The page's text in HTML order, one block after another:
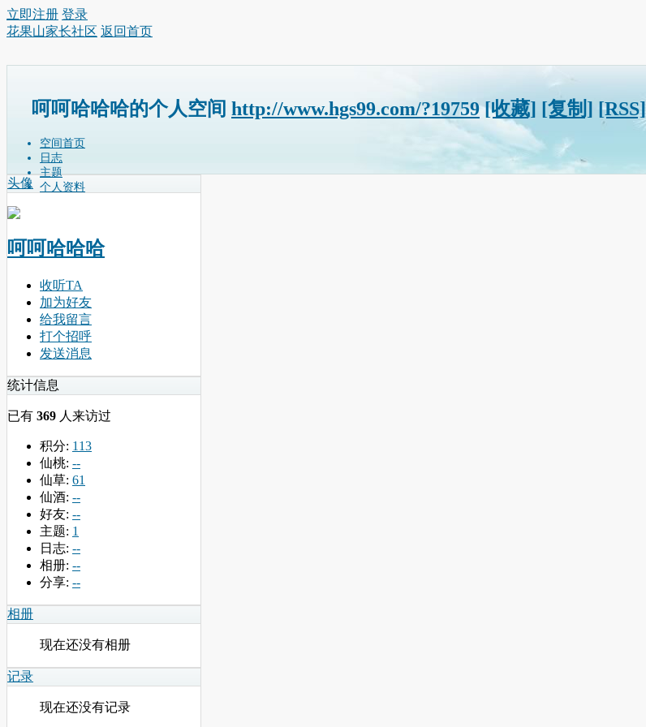
立即注册 登录
花果山家长社区 返回首页
呵呵哈哈哈的个人空间 http://www.hgs99.com/?19759 [收藏] [复制] [RSS]
空间首页
日志
主题
个人资料
头像
呵呵哈哈哈
收听TA
加为好友
给我留言
打个招呼
发送消息
统计信息
已有 369 人来访过
积分: 113
仙桃: --
仙草: 61
仙酒: --
好友: --
主题: 1
日志: --
相册: --
分享: --
相册
现在还没有相册
记录
现在还没有记录